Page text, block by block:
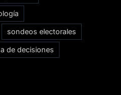
sondeos electorales
de decisiones